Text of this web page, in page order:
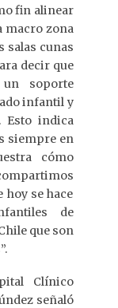
fin alinear
macro zona
salas cunas
decir que
soporte
infantil y
Esto indica
siempre en
cómo
hoy se hace
de
que son
Clínico
señaló